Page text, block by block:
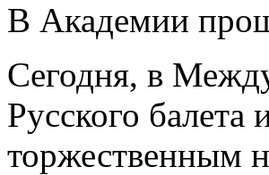
В Академии
Сегодня, в
Русского
торжественным